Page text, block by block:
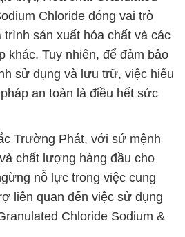
Chloride đóng vai trò
trình sản xuất hóa chất và các
khác. Tuy nhiên, để đảm bảo
sử dụng và lưu trữ, việc hiểu
an toàn là điều hết sức
Trường Phát, với sứ mệnh
chất lượng hàng đầu cho
nỗ lực trong việc cung
liên quan đến việc sử dụng
Chloride Sodium &